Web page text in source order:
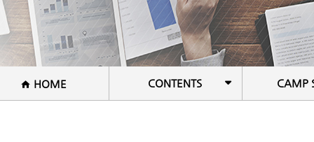
스컬 갤러리
공지사항
건강트레이너
방송PD&작가
셰프
국악
HOME CONTENTS CAMP